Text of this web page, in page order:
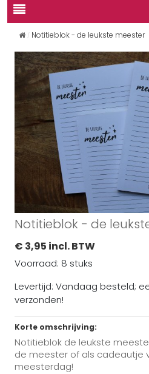
Notitieblok - de leukste meester
Notitieblok - de
€ 3,95 incl. BTW
Voorraad: 8 stuks
Levertijd: Vandaag besteld;
verzonden!
Korte omschrijving:
Notitieblok de leukste
de meester of als cadeautje
meesterdag!